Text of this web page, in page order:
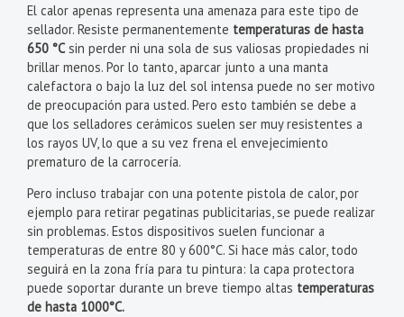
El calor apenas representa una amenaza para este tipo de
sellador. Resiste permanentemente temperaturas de hasta
650 °C sin perder ni una sola de sus valiosas propiedades ni
brillar menos. Por lo tanto, aparcar junto a una manta
calefactora o bajo la luz del sol intensa puede no ser motivo
de preocupación para usted. Pero esto también se debe a
que los selladores cerámicos suelen ser muy resistentes a
los rayos UV, lo que a su vez frena el envejecimiento
prematuro de la carrocería.
Pero incluso trabajar con una potente pistola de calor, por
ejemplo para retirar pegatinas publicitarias, se puede realizar
sin problemas. Estos dispositivos suelen funcionar a
temperaturas de entre 80 y 600°C. Si hace más calor, todo
seguirá en la zona fría para tu pintura: la capa protectora
puede soportar durante un breve tiempo altas temperaturas
de hasta 1000°C.